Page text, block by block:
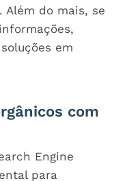
Além do mais, se
em
com
Engine
para